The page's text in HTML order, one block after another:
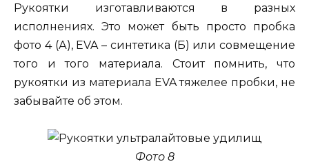
Рукоятки изготавливаются в разных
исполнениях. Это может быть просто пробка
фото 4 (А), EVA – синтетика (Б) или совмещение
того и того материала. Стоит помнить, что
рукоятки из материала EVA тяжелее пробки, не
забывайте об этом.
Фото 8